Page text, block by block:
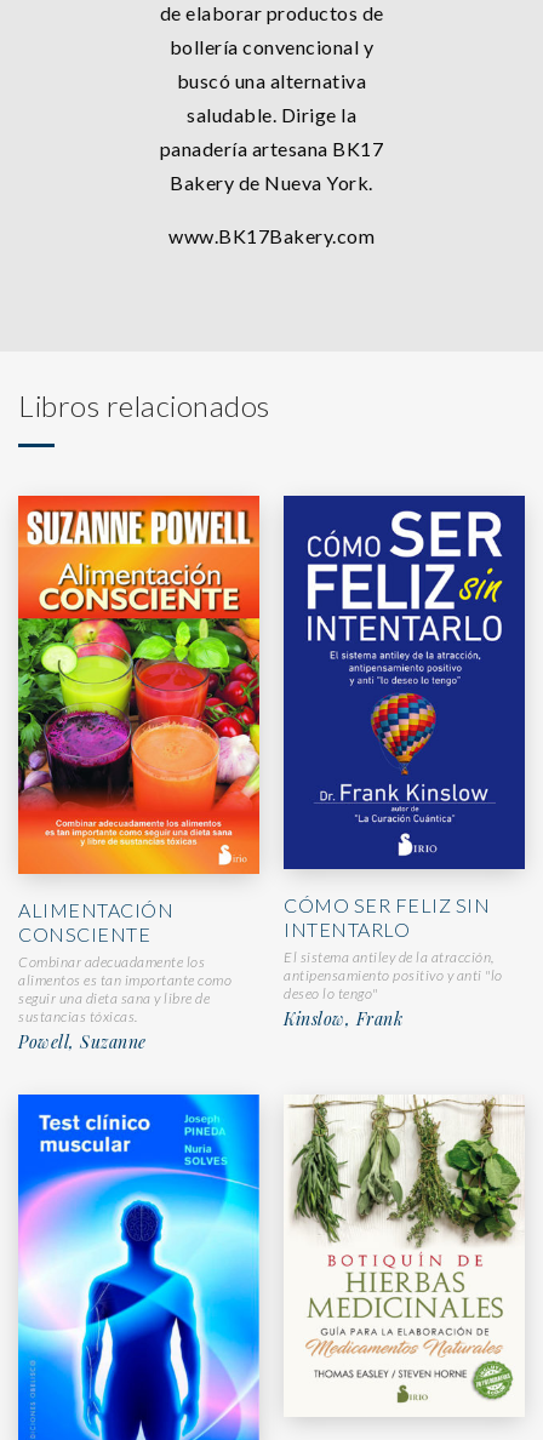
de elaborar productos de
bollería convencional y
buscó una alternativa
saludable. Dirige la
panadería artesana BK17
Bakery de Nueva York.
www.BK17Bakery.com
Libros relacionados
ALIMENTACIÓN
CONSCIENTE
Combinar adecuadamente los
alimentos es tan importante como
seguir una dieta sana y libre de
sustancias tóxicas.
Powell, Suzanne
CÓMO SER FELIZ SIN
INTENTARLO
El sistema antiley de la atracción,
antipensamiento positivo y anti "lo
deseo lo tengo"
Kinslow, Frank